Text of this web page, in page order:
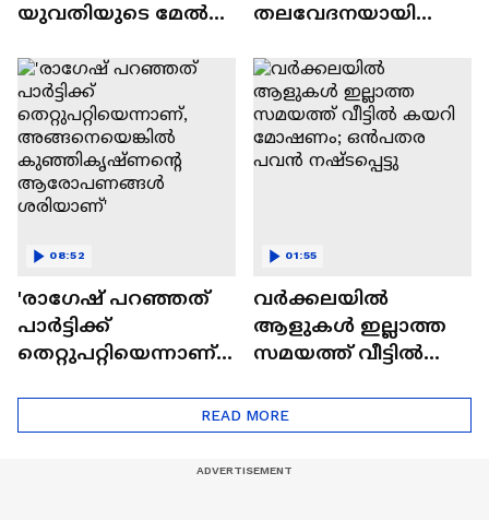
യുവതിയുടെ മേൽ
വീട്ടിൽക്കയറി
യുവാവിന്റെ
പരാക്രമം
തലവേദനയായി
മോഷണങ്ങള്‍ |
Alappuzha | Theft case
'രാഗേഷ് പറഞ്ഞത്
പാർട്ടിക്ക്
തെറ്റുപറ്റിയെന്നാണ്,
കുഞ്ഞികൃഷ്ണൻ്റെ
ആരോപണങ്ങൾ
08:52
വർക്കലയിൽ
ആളുകൾ ഇല്ലാത്ത
സമയത്ത് വീട്ടിൽ
ഒൻപതര പവൻ
നഷ്ടപ്പെട്ടു
01:55
READ MORE